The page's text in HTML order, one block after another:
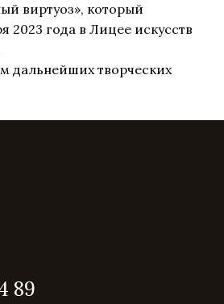
виртуоз», который
2023 года в Лицее искусств
дальнейших творческих
89